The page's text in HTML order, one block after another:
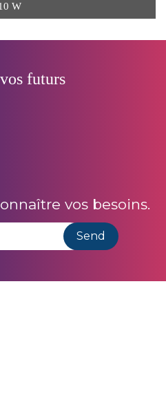
W
futurs
vos besoins.